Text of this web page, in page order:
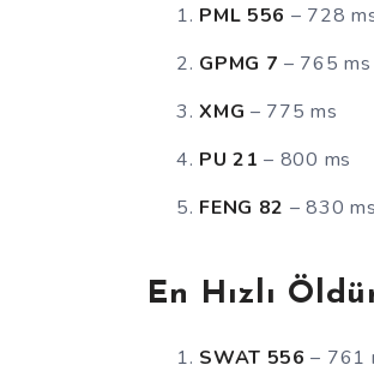
PML 556 – 728
GPMG 7 – 765 ms
XMG – 775 ms
PU 21 – 800 ms
FENG 82 – 830 ms
En Hızlı
SWAT 556 – 761